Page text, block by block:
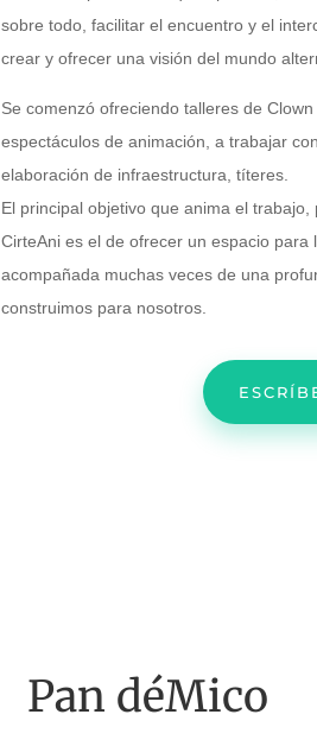
sobre todo, facilitar el encuentro y el
crear y ofrecer una visión del mundo
Se comenzó ofreciendo talleres de
espectáculos de animación, a trabajar
elaboración de infraestructura, títeres.
El principal objetivo que anima el
CirteAni es el de ofrecer un espacio para
acompañada muchas veces de una
construimos para nosotros.
Pan déMico